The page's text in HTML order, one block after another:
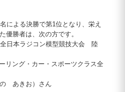
による決勝で第1位となり、栄え
優勝者は、次の方です。
日本ラジコン模型競技大会 陸
リング・カー・スポーツクラス全
あきお）さん